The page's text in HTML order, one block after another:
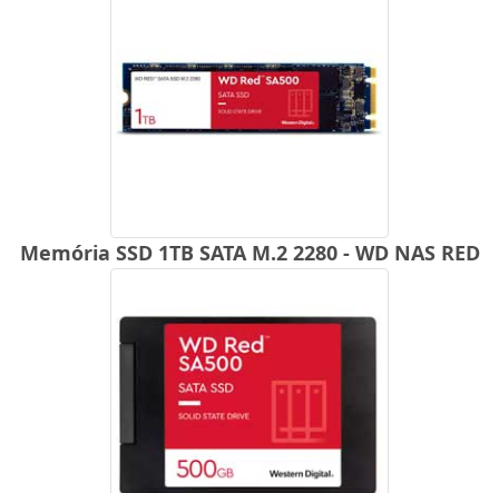
Memória SSD 1TB SATA M.2 2280 - WD NAS RED